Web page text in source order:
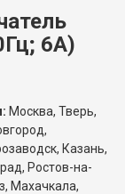
6А)
Москва, Тверь,
Казань,
Ростов-на-
Махачкала,